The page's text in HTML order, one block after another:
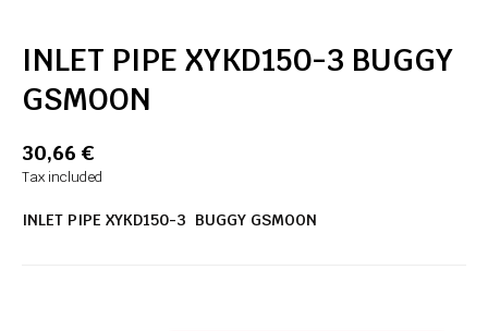
INLET PIPE XYKD150-3 BUGGY
GSMOON
30,66 €
Tax included
INLET PIPE XYKD150-3 BUGGY GSMOON